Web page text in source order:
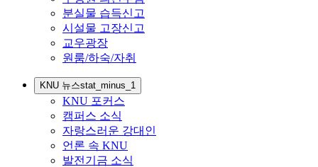
분실물 습득신고
시설물 고장신고
교우광장
원룸/하숙/자취
KNU 뉴스stat_minus_1
KNU 포커스
캠퍼스 소식
자랑스러운 강대인
언론 속 KNU
발전기금 소식